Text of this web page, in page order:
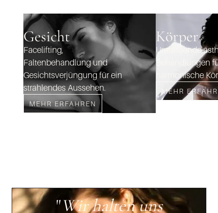
Gesicht
Facelifting,
Faltenbehandlung und
Gesichtsverjüngung für ein
strahlendes Aussehen.
MEHR ERFAHREN
Körper
Umfassende
Behandlungen
harmonische
MEHR
"Wir halten uns